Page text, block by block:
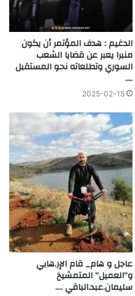
الدغيم : هدف المؤتمر أن يكون
منبرا يعبر عن قضايا الشعب
السوري وتطلعاته نحو المستقبل
….
2025-02-15
عاجل و هام_ قام الإر.هابي
و”العميل” المتمشيخ
سليمان.عبد.الباقي ….